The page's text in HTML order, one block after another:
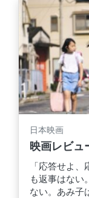
日本映画
映画レビュ
「応答せよ
も返事はない
ない。あみ子